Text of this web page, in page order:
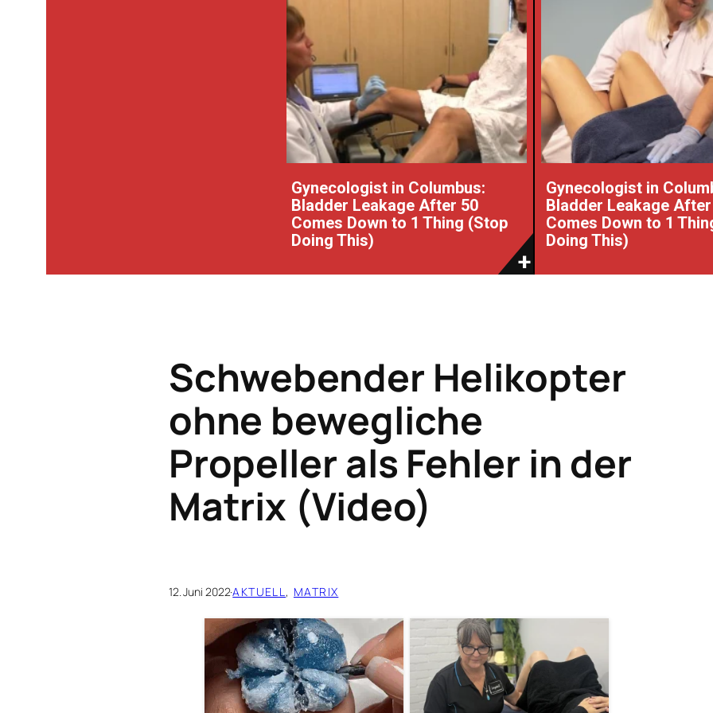
Gynecologist in Columbus:
Bladder Leakage After 50
Comes Down to 1 Thing (Stop
Doing This)
Gynecologist in
Bladder Leakage
Comes Down to 1
Doing This)
Schwebender Helikopter
ohne bewegliche
Propeller als Fehler in der
Matrix (Video)
12. Juni 2022·AKTUELL, MATRIX